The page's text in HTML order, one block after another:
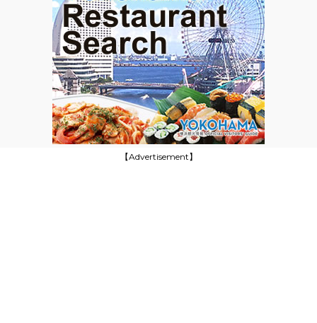
【Advertisement】